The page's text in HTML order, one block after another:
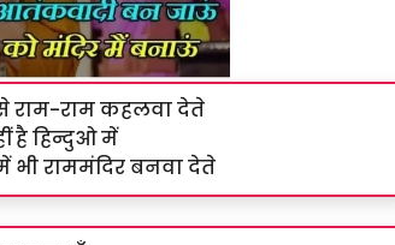
राम-राम कहलवा देते
है हिन्दुओ में
भी राममंदिर बनवा देते